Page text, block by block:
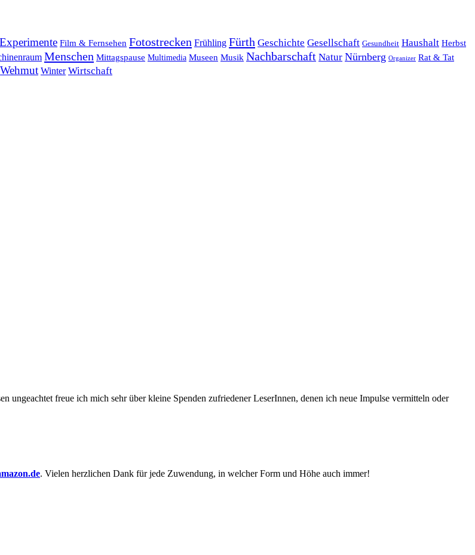
Experimente Film & Fernsehen Fotostrecken Frühling Fürth Geschichte Gesellschaft Gesundheit Haushalt Herbst
Menschen Mittagspause Multimedia Museen Musik Nachbarschaft Natur Nürnberg Organizer Rat & Tat
Wehmut Winter Wirtschaft
un­ge­achtet freue ich mich sehr über kleine Spenden zufriedener Le­serInnen, denen ich neue Im­pul­se vermitteln oder
. Vielen herzlichen Dank für jede Zuwendung, in welcher Form und Höhe auch immer!